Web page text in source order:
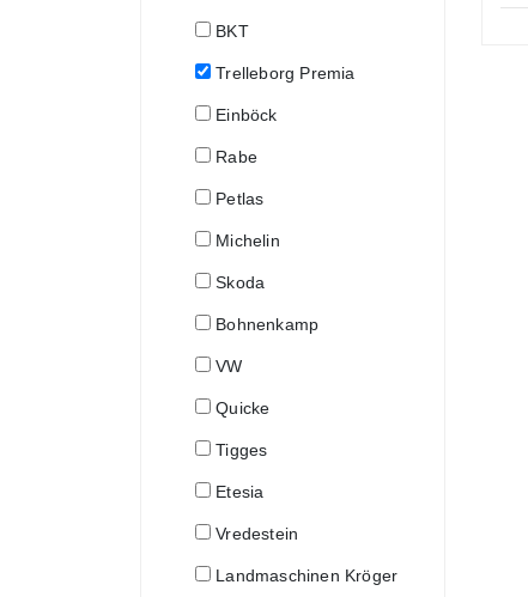
BKT
Trelleborg Premia
Einböck
Rabe
Petlas
Michelin
Skoda
Bohnenkamp
VW
Quicke
Tigges
Etesia
Vredestein
Landmaschinen Kröger